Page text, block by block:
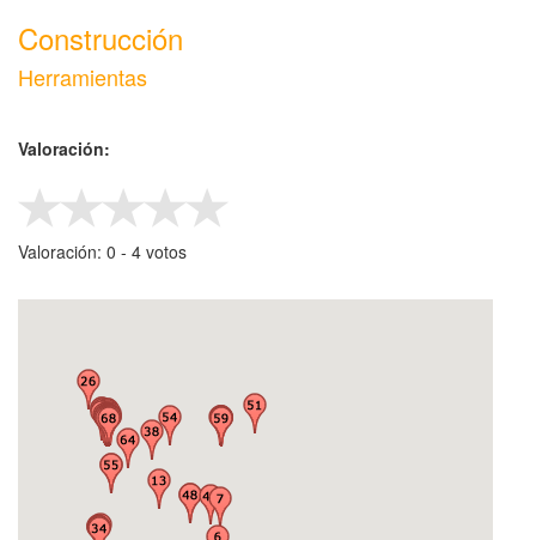
Construcción
Herramientas
Valoración:
Valoración: 0 - ‎ 4 votos